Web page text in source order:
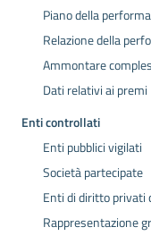
Piano della
Relazione della
Ammontare
Dati relativi ai premi
Enti controllati
Enti pubblici vigilati
Società partecipate
Enti di diritto privati
Rappresentazione